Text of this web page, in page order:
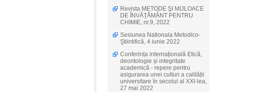
Revista METODE ŞI MIJLOACE
DE ÎNVĂŢĂMÂNT PENTRU
CHIMIE, nr.9, 2022
Sesiunea Nationala Metodico-
Ştiintifică, 4 iunie 2022
Conferința internațională Etică,
deontologie și integritate
academică - repere pentru
asigurarea unei culturi a calității
universitare în secolul al XXI-lea,
27 mai 2022